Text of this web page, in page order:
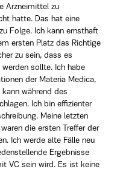
Arzneimittel zu
hatte. Das hat eine
Folge. Ich kann ernsthaft
ersten Platz das Richtige
zu sein, dass es
sollte. Ich habe
der Materia Medica,
während des
Ich bin effizienter
Meine letzten
die ersten Treffer der
Ich werde alte Fälle neu
Ergebnisse
VC sein wird. Es ist keine